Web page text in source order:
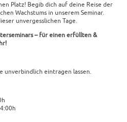
Platz! Begib dich auf deine Reise der
Wachstums in unserem Seminar.
unvergesslichen Tage.
– für einen erfüllten &
unverbindlich eintragen lassen.